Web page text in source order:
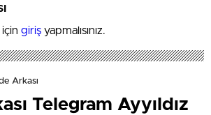
giriş yapmalısınız.
Arkası
Telegram Ayyıldız